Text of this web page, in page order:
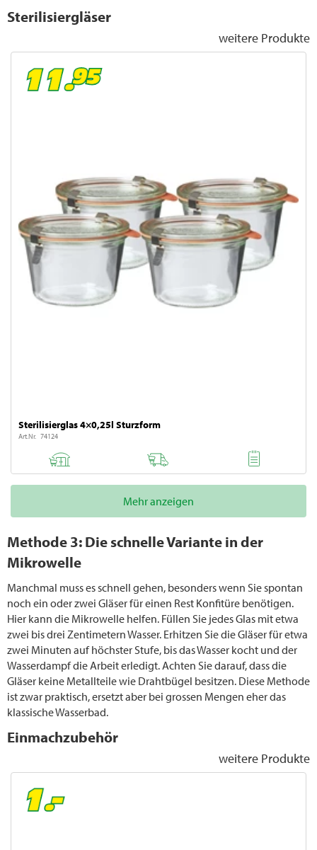
Sterilisiergläser
weitere Produkte
Sterilisierglas 4×0,25l Sturzform
Art.Nr. 74124
Mehr anzeigen
Methode 3: Die schnelle Variante in der
Mikrowelle
Manchmal muss es schnell gehen, besonders wenn Sie spontan
noch ein oder zwei Gläser für einen Rest Konfitüre benötigen.
Hier kann die Mikrowelle helfen. Füllen Sie jedes Glas mit etwa
zwei bis drei Zentimetern Wasser. Erhitzen Sie die Gläser für etwa
zwei Minuten auf höchster Stufe, bis das Wasser kocht und der
Wasserdampf die Arbeit erledigt. Achten Sie darauf, dass die
Gläser keine Metallteile wie Drahtbügel besitzen. Diese Methode
ist zwar praktisch, ersetzt aber bei grossen Mengen eher das
klassische Wasserbad.
Einmachzubehör
weitere Produkte